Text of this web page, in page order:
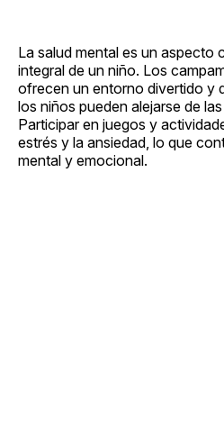
La salud mental es un aspecto
integral de un niño. Los
ofrecen un entorno divertido y
los niños pueden alejarse de
Participar en juegos y
estrés y la ansiedad, lo que
mental y emocional.